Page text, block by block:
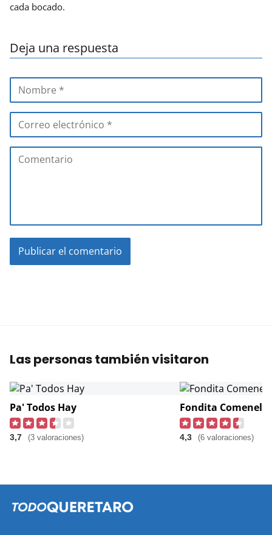
cada bocado.
Deja una respuesta
Las personas también visitaron
Pa' Todos Hay
3,7 (3 valoraciones)
Fondita Comenel
4,3 (6 valoraciones)